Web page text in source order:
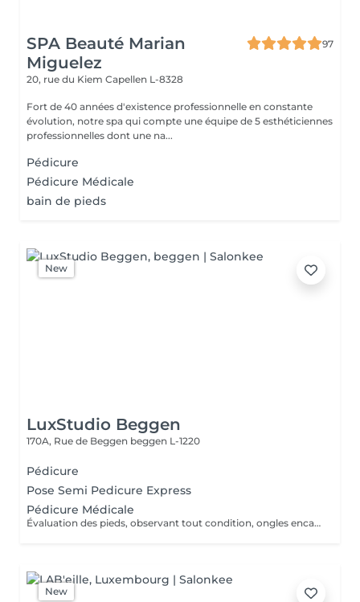
SPA Beauté Marian
Miguelez
97
20, rue du Kiem Capellen L-8328
Fort de 40 années d'existence professionnelle en constante
évolution, notre spa qui compte une équipe de 5 esthéticiennes
professionnelles dont une na...
Pédicure
Pédicure Médicale
bain de pieds
New
LuxStudio Beggen
170A, Rue de Beggen beggen L-1220
Pédicure
Pose Semi Pedicure Express
Pédicure Médicale
Évaluation des pieds, observant tout condition, ongles encarnes, cour, callosités ! En cas de infections, champignons, micose ou les problèmes cotanés, recomandez une visite chez le podologue si necessaire. Desinfection des Pieds avec solution antiseptique. Retrait du Vernis Précédent avec un dissolvant pour nettoyer complètement les ongles des pieds. Coupez, desencarnes et Modelez les ongles avec une pance et lime, Pousses les Cuticules avec batone pour repousser doucement vers l'arrière et coupez les excès, Coupez avec bisturi les callosites si necessaire Traitement avec une rape pour eliminer les cellules mortes et les callosites, sans besoin d'immersion dans l'eau. Application d'un gommage supplementaire si necessaire. Hydratation Intense avec crème et les cuticules pour maintenir la peau douce, Appliquez une base transparent pour protéger les ongles. Attendez suffisamment de tempos pour sèc
New